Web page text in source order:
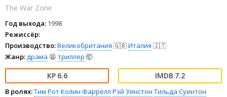
The War Zone
Год выхода: 1998
Режиссёр:
Производство:Великобритания 🇬🇧Италия 🇮🇹
Жанр:драма 😫 триллер 🤯
6.6 7.2
В ролях:Тим РотКолин Фаррелл Рэй Уинстон Тильда Суинтон